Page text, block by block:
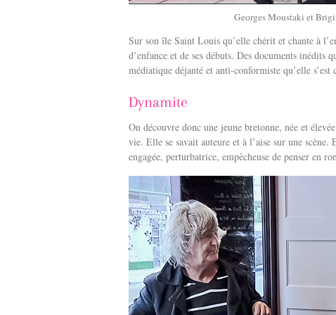
Georges Moustaki et
Sur son île Saint Louis qu’elle chérit et chante à
d’enfance et de ses débuts. Des documents
médiatique déjanté et anti-conformiste qu’elle s’est
Dynamite
On découvre donc une jeune bretonne, née et
vie. Elle se savait auteure et à l’aise sur une
engagée, perturbatrice, empêcheuse de penser en